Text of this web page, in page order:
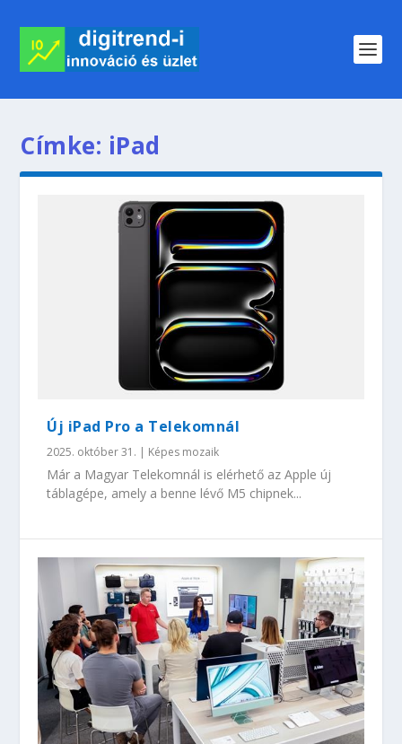
Címke: iPad
Új iPad Pro a Telekomnál
2025. október 31. | Képes mozaik
Már a Magyar Telekomnál is elérhető az Apple új
táblagépe, amely a benne lévő M5 chipnek...